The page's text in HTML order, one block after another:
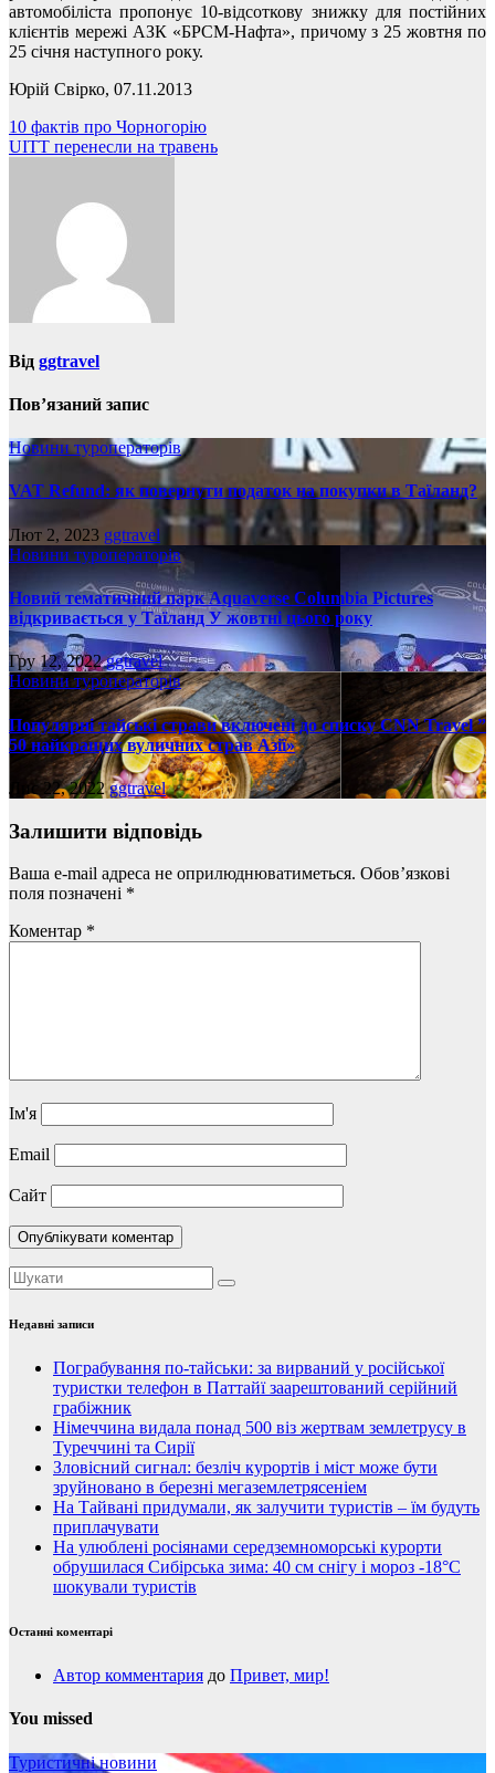
автомобіліста пропонує 10-відсоткову знижку для постійних
клієнтів мережі АЗК «БРСМ-Нафта», причому з 25 жовтня по
25 січня наступного року.
Юрій Свірко, 07.11.2013
Навігація
записів
10 фактів про Чорногорію
UITT перенесли на травень
Від ggtravel
Пов’язаний запис
Новини туроператорів
VAT Refund: як повернути податок на покупки в Таїланд?
Лют 2, 2023 ggtravel
Новини туроператорів
Новий тематичний парк Aquaverse Columbia Pictures
відкривається у Таїланд У жовтні цього року
Гру 12, 2022ggtravel
Новини туроператорів
Популярні тайські страви включені до списку CNN Travel ”
50 найкращих вуличних страв Азії»
Лис 22, 2022ggtravel
Залишити відповідь
Ваша e-mail адреса не оприлюднюватиметься. Обов’язкові
поля позначені *
Коментар *
Ім'я
Email
Сайт
Недавні записи
Пограбування по-тайськи: за вирваний у російської
туристки телефон в Паттайї заарештований серійний
грабіжник
Німеччина видала понад 500 віз жертвам землетрусу в
Туреччині та Сирії
Зловісний сигнал: безліч курортів і міст може бути
зруйновано в березні мегаземлетрясеніем
На Тайвані придумали, як залучити туристів – їм будуть
приплачувати
На улюблені росіянами середземноморські курорти
обрушилася Сибірська зима: 40 см снігу і мороз -18°C
шокували туристів
Останні коментарі
Автор комментария до Привет, мир!
You missed
Туристичні новини